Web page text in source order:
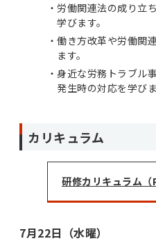
労働関連法の成り立
学びます。
働き方改革や労働関
ます。
身近な労務トラブル
発生時の対応を学びま
カリキュラム
研修カリキュラム（
7月22日（水曜）